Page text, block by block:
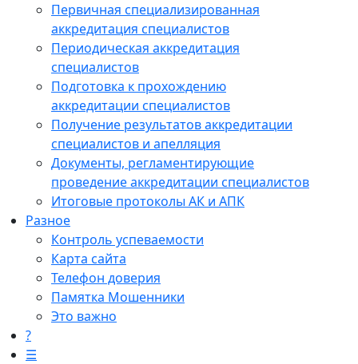
Первичная специализированная
аккредитация специалистов
Периодическая аккредитация
специалистов
Подготовка к прохождению
аккредитации специалистов
Получение результатов аккредитации
специалистов и апелляция
Документы, регламентирующие
проведение аккредитации специалистов
Итоговые протоколы АК и АПК
Разное
Контроль успеваемости
Карта сайта
Телефон доверия
Памятка Мошенники
Это важно
?
☰